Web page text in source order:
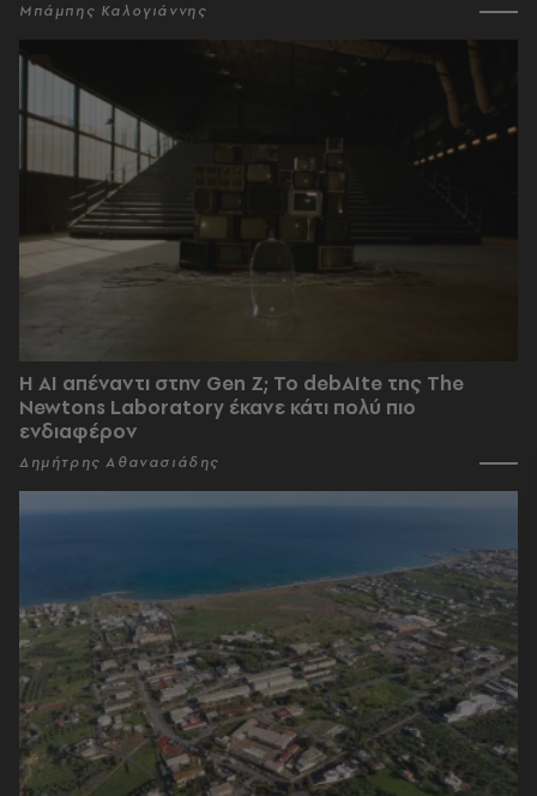
Μπάμπης Καλογιάννης
Η AI απέναντι στην Gen Z; Το debAIte της The
Newtons Laboratory έκανε κάτι πολύ πιο
ενδιαφέρον
Δημήτρης Αθανασιάδης